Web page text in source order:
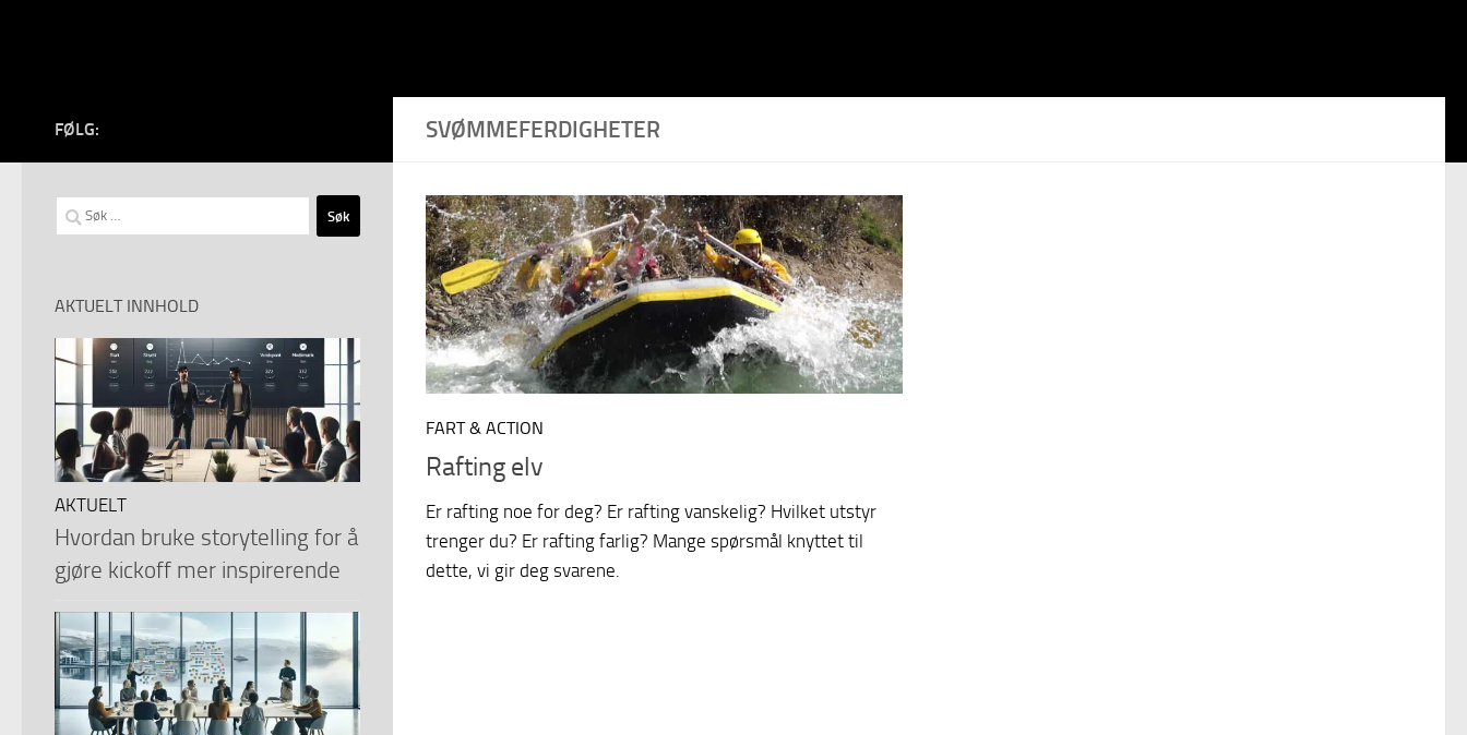
SVØMMEFERDIGHETER
FART & ACTION
Rafting elv
Er rafting noe for deg? Er rafting vanskelig? Hvilket utstyr
trenger du? Er rafting farlig? Mange spørsmål knyttet til
dette, vi gir deg svarene.
FØLG:
Søk
etter:
AKTUELT INNHOLD
AKTUELT
Hvordan bruke storytelling for å
gjøre kickoff mer inspirerende